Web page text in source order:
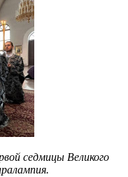
седмицы Великого